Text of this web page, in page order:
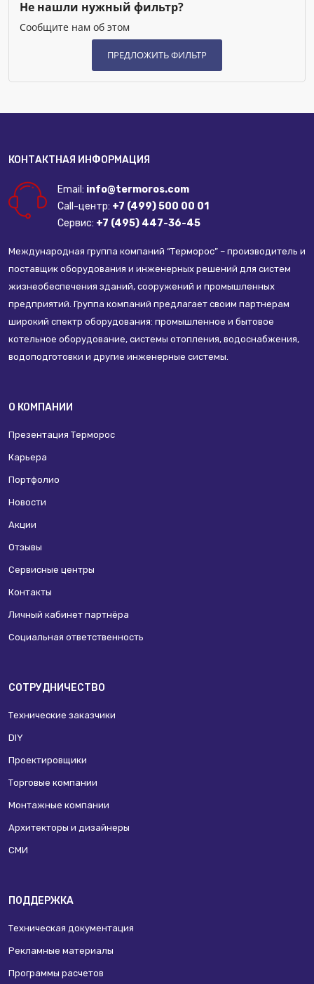
Не нашли нужный фильтр?
Сообщите нам об этом
КОНТАКТНАЯ ИНФОРМАЦИЯ
Email: info@termoros.com
Call-центр: +7 (499) 500 00 01
Сервис: +7 (495) 447-36-45
Международная группа компаний “Терморос” – производитель и
поставщик оборудования и инженерных решений для систем
жизнеобеспечения зданий, сооружений и промышленных
предприятий. Группа компаний предлагает своим партнерам
широкий спектр оборудования: промышленное и бытовое
котельное оборудование, системы отопления, водоснабжения,
водоподготовки и другие инженерные системы.
О КОМПАНИИ
Презентация Терморос
Карьера
Портфолио
Новости
Акции
Отзывы
Сервисные центры
Контакты
Личный кабинет партнёра
Социальная ответственность
СОТРУДНИЧЕСТВО
Технические заказчики
DIY
Проектировщики
Торговые компании
Монтажные компании
Архитекторы и дизайнеры
СМИ
ПОДДЕРЖКА
Техническая документация
Рекламные материалы
Программы расчетов